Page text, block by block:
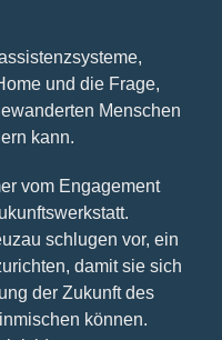
und die Frage,
Menschen
kann.
vom Engagement
schlugen vor, ein
damit sie sich
der Zukunft des
können.